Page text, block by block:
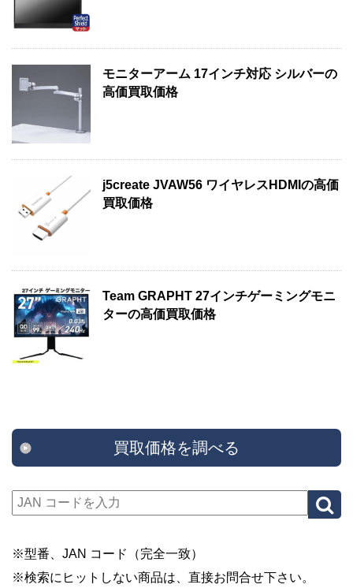
モニターアーム 17インチ対応 シルバーの
高価買取価格
j5create JVAW56 ワイヤレスHDMIの高価
買取価格
Team GRAPHT 27インチゲーミングモニ
ターの高価買取価格
買取価格を調べる
※型番、JAN コード（完全一致）
※検索にヒットしない商品は、直接お問合せ下さい。